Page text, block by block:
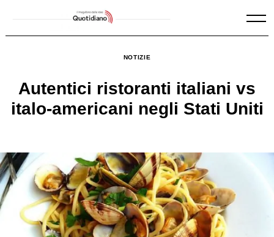
NOTIZIE
Autentici ristoranti italiani vs
italo-americani negli Stati Uniti